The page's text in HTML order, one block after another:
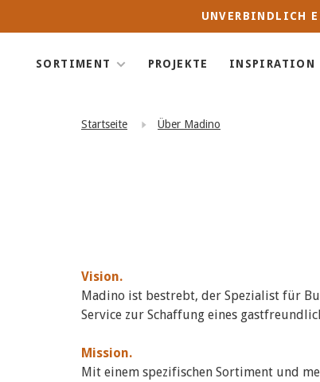
UNVERBINDLICH
SORTIMENT PROJEKTE INSPIRATION
Startseite Über Madino
Vision.
Madino ist bestrebt, der Spezialist für
Service zur Schaffung eines
Mission.
Mit einem spezifischen Sortiment und